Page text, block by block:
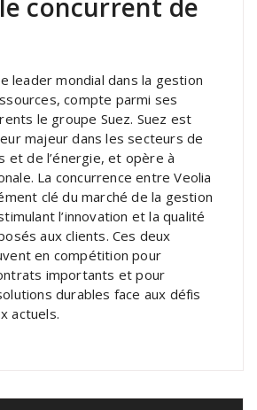
leader mondial dans la gestion
compte parmi ses
le groupe Suez. Suez est
majeur dans les secteurs de
et de l’énergie, et opère à
La concurrence entre Veolia
clé du marché de la gestion
l’innovation et la qualité
aux clients. Ces deux
en compétition pour
importants et pour
durables face aux défis
actuels.